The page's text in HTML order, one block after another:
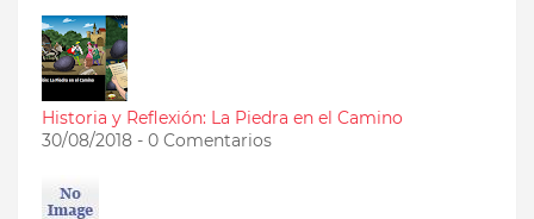
Historia y Reflexión: La Piedra en el Camino
30/08/2018 - 0 Comentarios